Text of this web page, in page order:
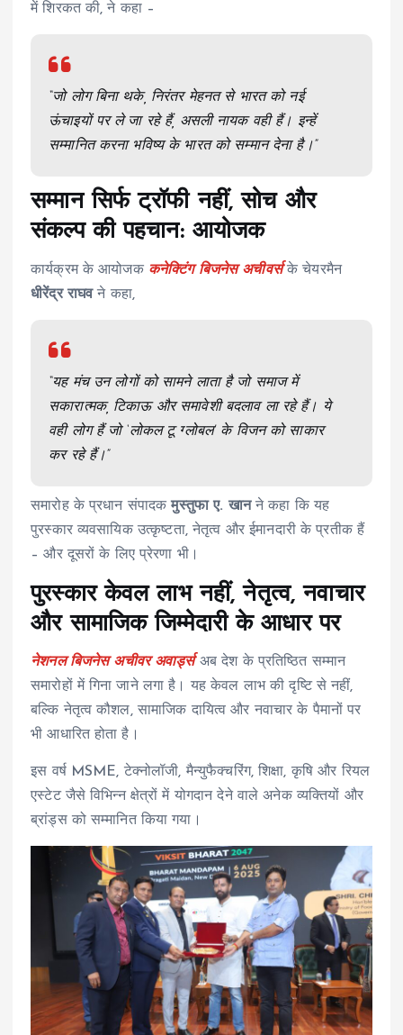
में शिरकत की, ने कहा –
“जो लोग बिना थके, निरंतर मेहनत से भारत को नई
ऊंचाइयों पर ले जा रहे हैं, असली नायक वही हैं। इन्हें
सम्मानित करना भविष्य के भारत को सम्मान देना है।”
सम्मान सिर्फ ट्रॉफी नहीं, सोच और
संकल्प की पहचान: आयोजक
कार्यक्रम के आयोजक कनेक्टिंग बिजनेस अचीवर्सके चेयरमैन
धीरेंद्र राघवने कहा,
“यह मंच उन लोगों को सामने लाता है जो समाज में
सकारात्मक, टिकाऊ और समावेशी बदलाव ला रहे हैं। ये
वही लोग हैं जो ‘लोकल टू ग्लोबल’ के विजन को साकार
कर रहे हैं।”
समारोह के प्रधान संपादकमुस्तुफा ए. खानने कहा कि यह
पुरस्कार व्यवसायिक उत्कृष्टता, नेतृत्व और ईमानदारी के प्रतीक हैं
– और दूसरों के लिए प्रेरणा भी।
पुरस्कार केवल लाभ नहीं, नेतृत्व, नवाचार
और सामाजिक जिम्मेदारी के आधार पर
नेशनल बिजनेस अचीवर अवार्ड्सअब देश के प्रतिष्ठित सम्मान
समारोहों में गिना जाने लगा है। यह केवल लाभ की दृष्टि से नहीं,
बल्कि नेतृत्व कौशल, सामाजिक दायित्व और नवाचार के पैमानों पर
भी आधारित होता है।
इस वर्ष MSME, टेक्नोलॉजी, मैन्युफैक्चरिंग, शिक्षा, कृषि और रियल
एस्टेट जैसे विभिन्न क्षेत्रों में योगदान देने वाले अनेक व्यक्तियों और
ब्रांड्स को सम्मानित किया गया।